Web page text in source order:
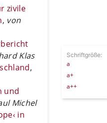
zivile
, von
Klas
,
und
Michel
in
Schriftgröße:
a
a+
a++